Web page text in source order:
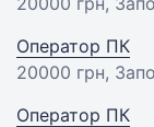
Оператор ПК
20000 грн,
Оператор ПК